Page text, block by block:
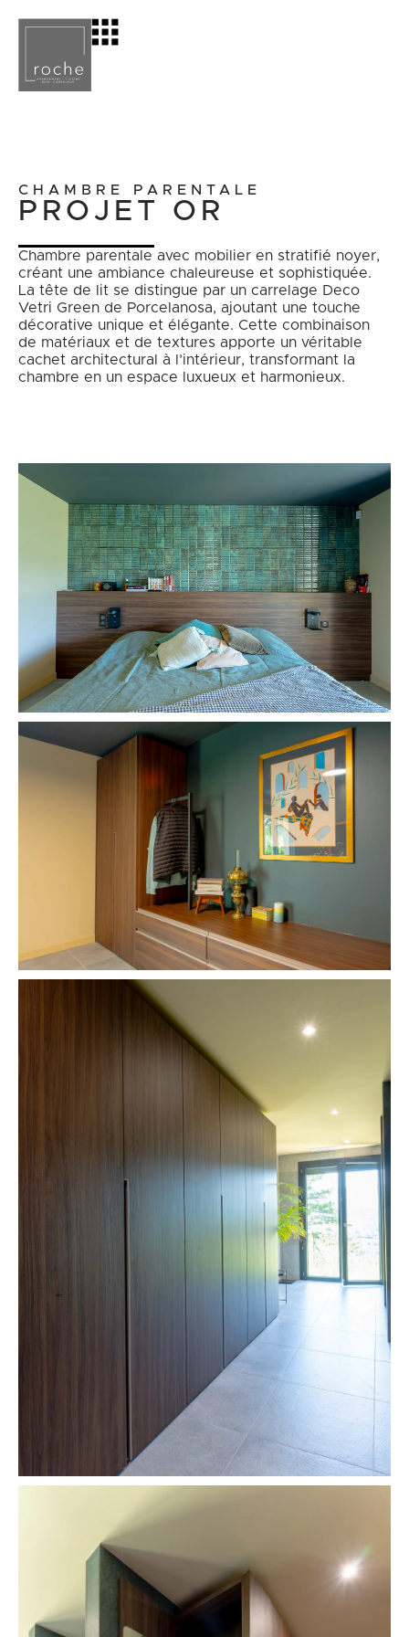
CHAMBRE PARENTALE
PROJET OR
Chambre parentale avec mobilier en stratifié noyer,
créant une ambiance chaleureuse et sophistiquée.
La tête de lit se distingue par un carrelage Deco
Vetri Green de Porcelanosa, ajoutant une touche
décorative unique et élégante. Cette combinaison
de matériaux et de textures apporte un véritable
cachet architectural à l’intérieur, transformant la
chambre en un espace luxueux et harmonieux.